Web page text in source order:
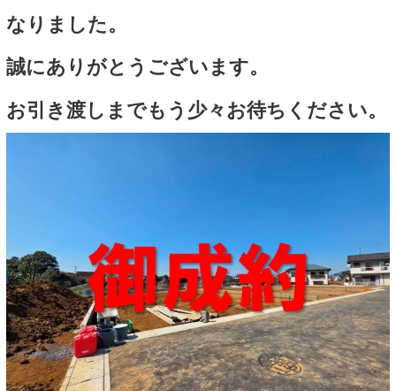
なりました。
誠にありがとうございます。
お引き渡しまでもう少々お待ちください。